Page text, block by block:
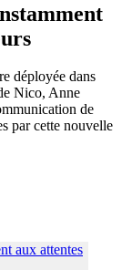
déployée dans
Nico, Anne
de
par cette nouvelle